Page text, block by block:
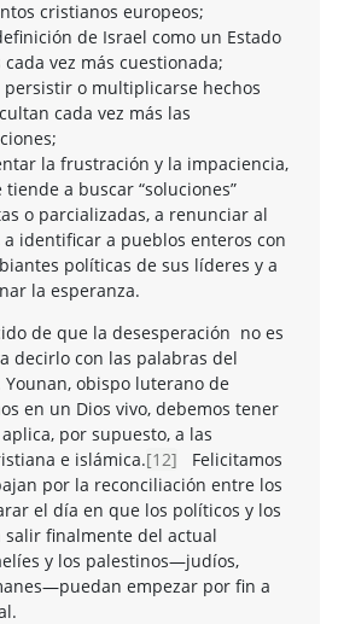
cristianos europeos;
de Israel como un Estado
cada vez más cuestionada;
persistir o multiplicarse hechos
cada vez más las
la frustración y la impaciencia,
tiende a buscar “soluciones”
o parcializadas, a renunciar al
a identificar a pueblos enteros con
políticas de sus líderes y a
la esperanza.
de que la desesperación no es
decirlo con las palabras del
obispo luterano de
en un Dios vivo, debemos tener
por supuesto, a las
e islámica.[12] Felicitamos
por la reconciliación entre los
el día en que los políticos y los
finalmente del actual
y los palestinos—judíos,
empezar por fin a